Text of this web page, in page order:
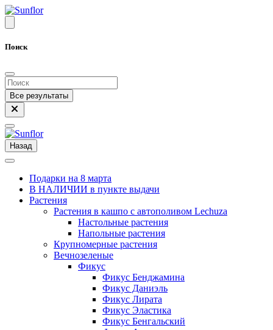
Поиск
Все результаты
Назад
Подарки на 8 марта
В НАЛИЧИИ в пункте выдачи
Растения
Растения в кашпо с автополивом Lechuza
Настольные растения
Напольные растения
Крупномерные растения
Вечнозеленые
Фикус
Фикус Бенджамина
Фикус Даниэль
Фикус Лирата
Фикус Эластика
Фикус Бенгальский